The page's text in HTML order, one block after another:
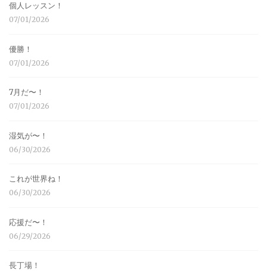
個人レッスン！
07/01/2026
優勝！
07/01/2026
7月だ〜！
07/01/2026
湿気が〜！
06/30/2026
これが世界ね！
06/30/2026
応援だ〜！
06/29/2026
長丁場！